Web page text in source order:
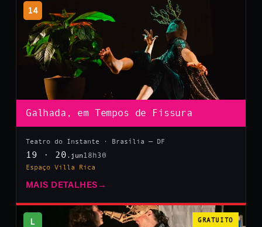
14
Galhada, em Tempos de Fissura
Teatro do Instante · Brasília — DF
19 · 20 .jun 18h30
Espaço Villa Rica
MAIS DETALHES →
L GRATUITO